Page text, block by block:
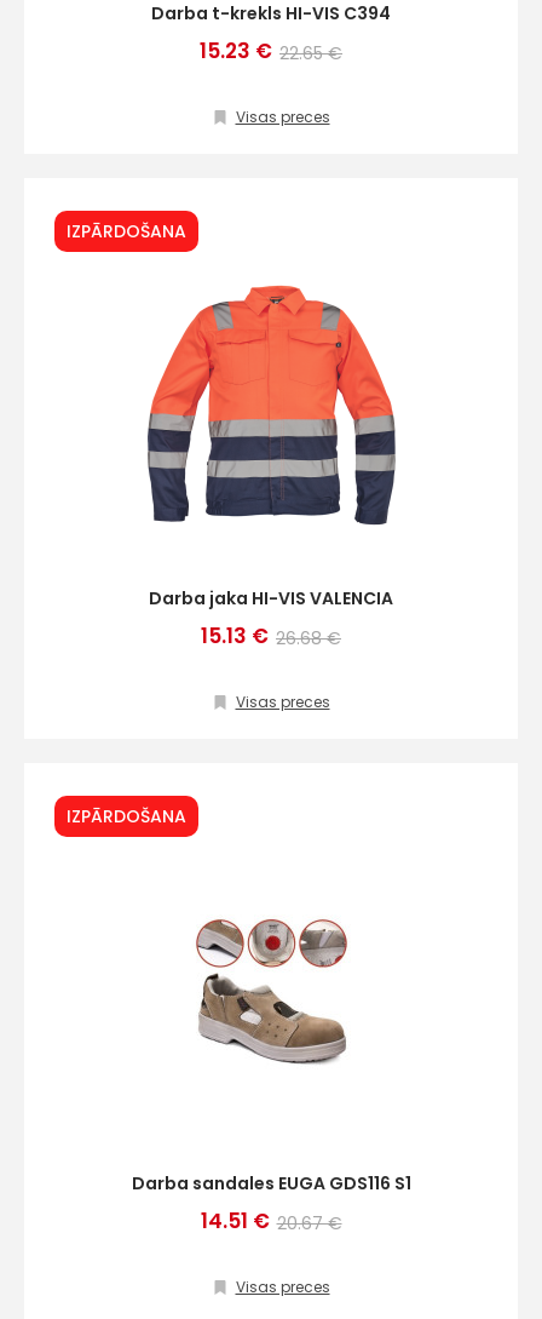
Darba t-krekls HI-VIS C394
15.23 € 22.65 €
Visas preces
IZPĀRDOŠANA
Darba jaka HI-VIS VALENCIA
15.13 € 26.68 €
Visas preces
IZPĀRDOŠANA
Darba sandales EUGA GDS116 S1
14.51 € 20.67 €
Visas preces
pastā
Sūtīt ziņojumu
Darbdienās:
8:00 – 17:00
(+371) 63 881
186
info@hards.lv